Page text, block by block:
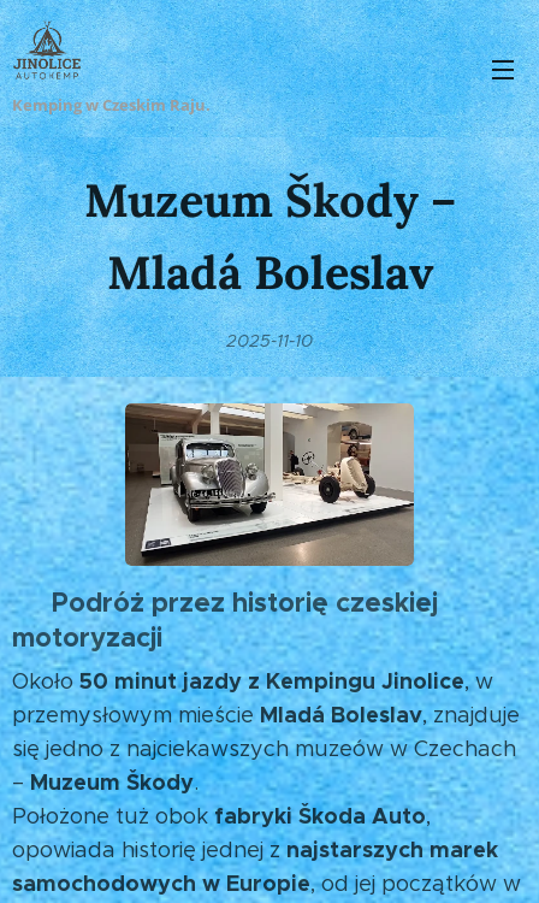
Kemping w Czeskim Raju.
Muzeum Škody –
Mladá Boleslav
2025-11-10
🏁Podróż przez historię czeskiej
motoryzacji
Około 50 minut jazdy z Kempingu Jinolice, w
przemysłowym mieścieMladá Boleslav, znajduje
się jedno z najciekawszych muzeów w Czechach
–Muzeum Škody.
Położone tuż obok fabryki Škoda Auto,
opowiada historię jednej znajstarszych marek
samochodowych w Europie, od jej początków w